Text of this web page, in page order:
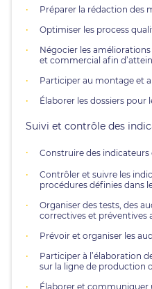
Préparer la rédaction des
Optimiser les process
Négocier les
et commercial afin
Participer au montage et
Élaborer les dossiers pour
Suivi et contrôle des
Construire des indicateurs
Contrôler et suivre les
procédures définies dans
Organiser des tests, des
correctives et préventives
Prévoir et organiser les
Participer à l’élaboration
sur la ligne de production
Élaborer et communiquer